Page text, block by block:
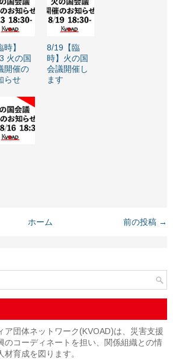
時】
火の国
開催の
らせ
8/19【臨
時】火の国
会議開催し
ます
前の投稿 →
ホーム
ア団体ネットワーク(KVOAD)は、災害支援
のコーディネートを担い、関係組織との情
育成を図ります。